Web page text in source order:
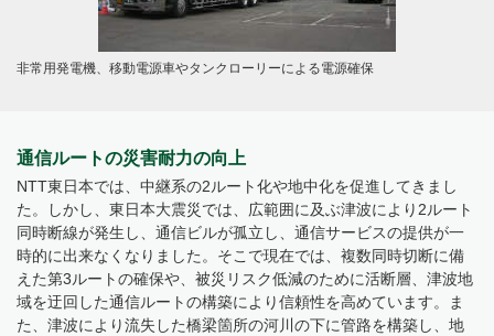
非常用発電機、移動電源車やタンクローリーによる電源確保
通信ルートの災害耐力の向上
NTT東日本では、中継系の2ルート化や地中化を促進してきまし
た。しかし、東日本大震災では、広範囲に及ぶ津波により2ルート
同時断線が発生し、通信ビルが孤立し、通信サービスの提供が一
時的に出来なくなりました。そこで現在では、複数同時切断に備
えた第3ルートの確保や、被災リスク低減のために活断層、津波地
域を迂回した通信ルートの構築により信頼性を高めています。ま
た、津波により流失した橋梁箇所の河川の下に管路を構築し、地